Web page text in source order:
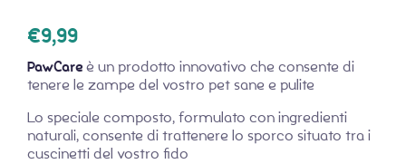
€9,99
PawCareè un prodotto innovativo che consente di
tenere le zampe del vostro pet sane e pulite
Lo speciale composto, formulato con ingredienti
naturali, consente di trattenere lo sporco situato tra i
cuscinetti del vostro fido